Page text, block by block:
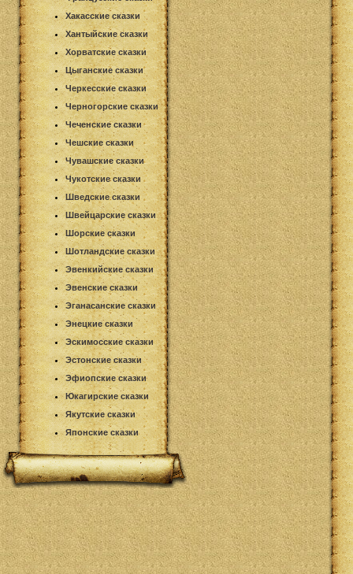
Хакасские сказки
Хантыйские сказки
Хорватские сказки
Цыганские сказки
Черкесские сказки
Черногорские сказки
Чеченские сказки
Чешские сказки
Чувашские сказки
Чукотские сказки
Шведские сказки
Швейцарские сказки
Шорские сказки
Шотландские сказки
Эвенкийские сказки
Эвенские сказки
Эганасанские сказки
Энецкие сказки
Эскимосские сказки
Эстонские сказки
Эфиопские сказки
Юкагирские сказки
Якутские сказки
Японские сказки